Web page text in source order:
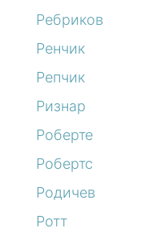
Ребриков
Ренчик
Репчик
Ризнар
Роберте
Робертс
Родичев
Ротт